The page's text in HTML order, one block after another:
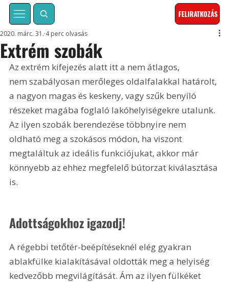
FELIRATKOZÁS
Extrém szobák
2020. márc. 31. 4 perc olvasás
Az extrém kifejezés alatt itt a nem átlagos,
nem szabályosan merőleges oldalfalakkal határolt,
a nagyon magas és keskeny, vagy szűk benyíló
részeket magába foglaló lakóhelyiségekre utalunk.
Az ilyen szobák berendezése többnyire nem
oldható meg a szokásos módon, ha viszont
megtaláltuk az ideális funkciójukat, akkor már
könnyebb az ehhez megfelelő bútorzat kiválasztása
is.
Adottságokhoz igazodj!
A régebbi tetőtér-beépítéseknél elég gyakran
ablakfülke kialakításával oldották meg a helyiség
kedvezőbb megvilágítását. Ám az ilyen fülkéket